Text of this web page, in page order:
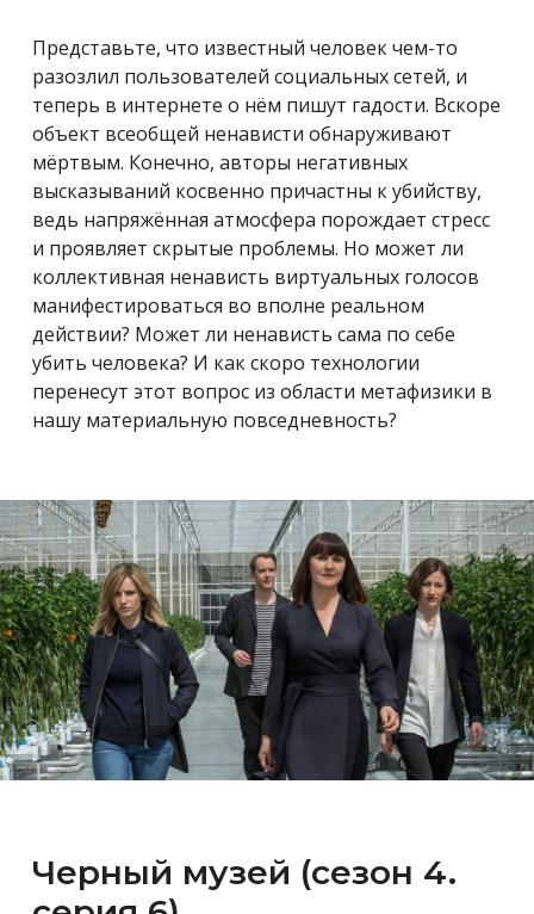
Представьте, что известный человек чем-то
разозлил пользователей социальных сетей, и
теперь в интернете о нём пишут гадости. Вскоре
объект всеобщей ненависти обнаруживают
мёртвым. Конечно, авторы негативных
высказываний косвенно причастны к убийству,
ведь напряжённая атмосфера порождает стресс
и проявляет скрытые проблемы. Но может ли
коллективная ненависть виртуальных голосов
манифестироваться во вполне реальном
действии? Может ли ненависть сама по себе
убить человека? И как скоро технологии
перенесут этот вопрос из области метафизики в
нашу материальную повседневность?
Черный музей (сезон 4.